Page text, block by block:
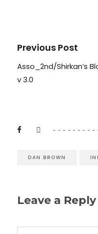
Previous Post
Asso_2nd/Shirkan’s
v 3.0
DAN BROWN
Leave a Reply